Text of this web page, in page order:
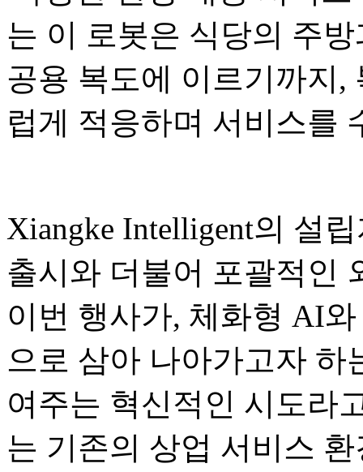
는 이 로봇은 식당의 주
공용 복도에 이르기까지,
럽게 적응하며 서비스를
Xiangke Intelligent의 설
출시와 더불어 포괄적인
이번 행사가, 체화형 AI
으로 삼아 나아가고자
여주는 혁신적인 시도라
는 기존의 상업 서비스